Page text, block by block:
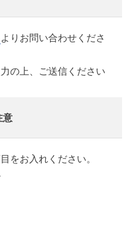
よりお問い合わせくださ
の上、ご送信ください
意
をお入れください。